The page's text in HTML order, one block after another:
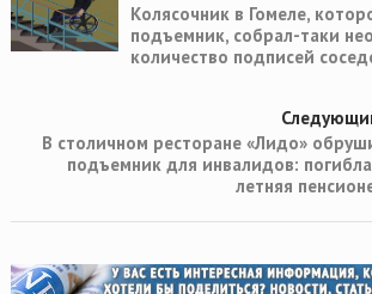
Колясочник в Гомеле,
подъемник, собрал-таки
количество подписей
В столичном ресторане «Лидо»
подъемник для инвалидов:
летняя